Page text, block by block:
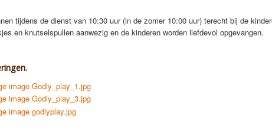
tijdens de dienst van 10:30 uur (in de zomer 10:00 uur) terecht bij de
en knutselspullen aanwezig en de kinderen worden liefdevol opgevangen.